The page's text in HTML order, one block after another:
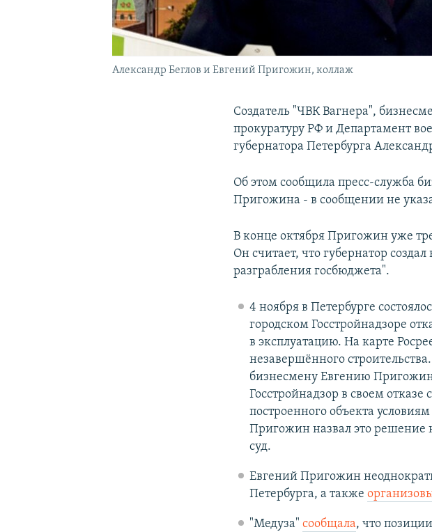
Александр Беглов и Евгений Пригожин, коллаж
Создатель "ЧВК Вагнера",
прокуратуру РФ и Департамент
губернатора Петербурга
Об этом сообщила пресс-служба
Пригожина - в сообщении не
В конце октября Пригожин уже
Он считает, что губернатор
разграбления госбюджета".
4 ноября в Петербурге
городском Госстройнадзоре
в эксплуатацию. На карте
незавершённого
бизнесмену Евгению
Госстройнадзор в своем отказе
построенного объекта
Пригожин назвал это решение
суд.
Евгений Пригожин
Петербурга, а также
"Медуза" сообщала, что